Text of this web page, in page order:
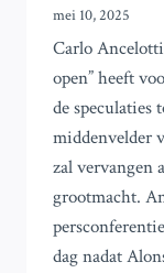
mei 10, 2025
Carlo
open” heeft
de speculaties
middenvelder
zal vervangen
grootmacht.
dag nadat